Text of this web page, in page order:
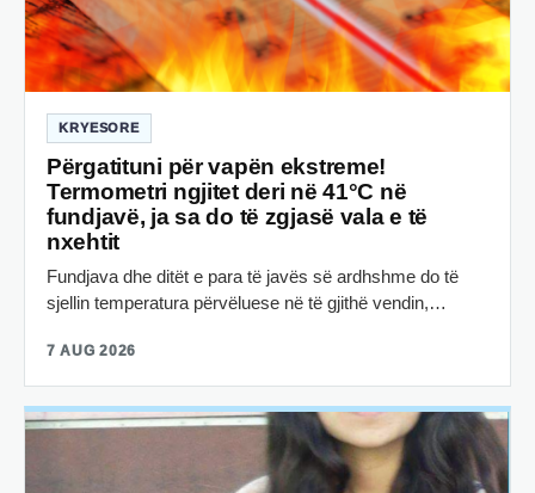
KRYESORE
Përgatituni për vapën ekstreme!
Termometri ngjitet deri në 41°C në
fundjavë, ja sa do të zgjasë vala e të
nxehtit
Fundjava dhe ditët e para të javës së ardhshme do të
sjellin temperatura përvëluese në të gjithë vendin,…
7 AUG 2026